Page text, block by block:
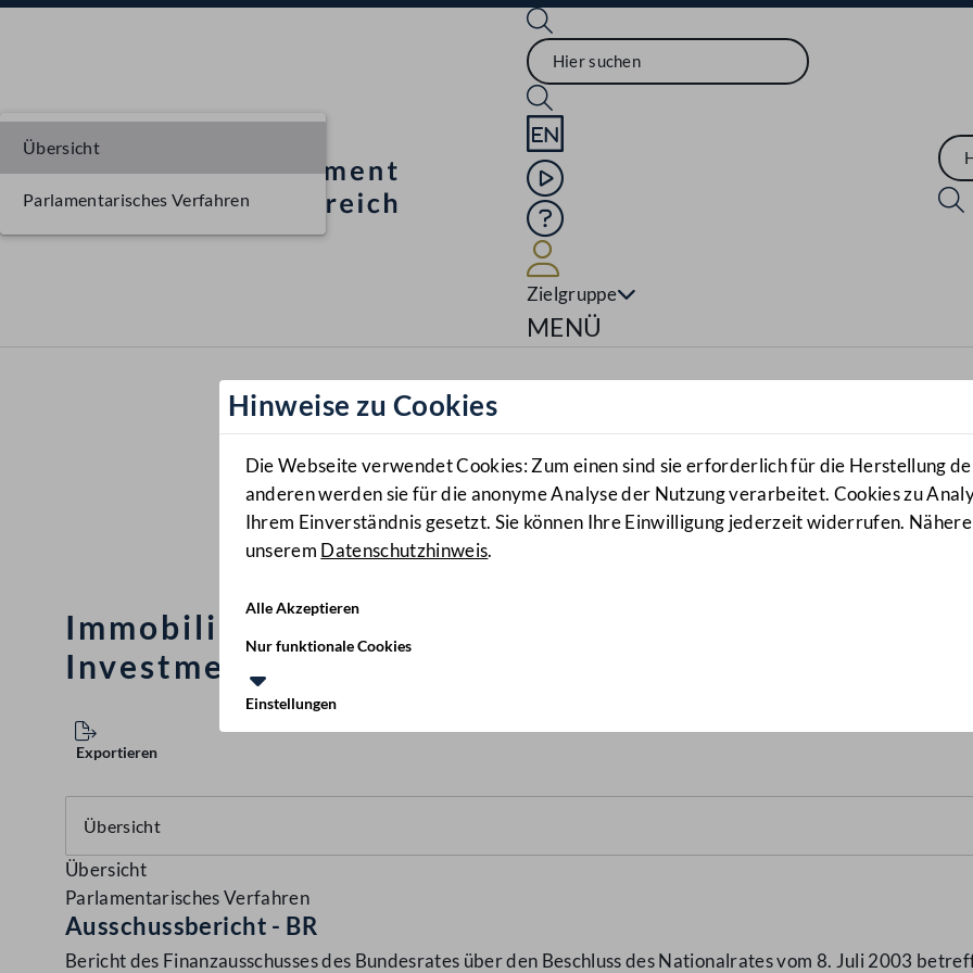
Sprache English
Mediathek
Hilfe
Zielgruppe
Navigationsmenü öffnen
MENÜ
Hinweise zu Cookies
Die Webseite verwendet Cookies: Zum einen sind sie erforderlich für die Herstellung
anderen werden sie für die anonyme Analyse der Nutzung verarbeitet. Cookies zu
Ihrem Einverständnis gesetzt. Sie können Ihre Einwilligung jederzeit widerrufen.
unserem Datenschutzhinweis.
Alle Akzeptieren
Nur funktionale Cookies
Einstellungen
Immobilien-Investmentfondsgesetz;
Investmentfondsgesetz 1993 u.a., Änderung
Exportieren
Übersicht
Parlamentarisches Verfahren
Übersicht
Parlamentarisches Verfahren
Ausschussbericht - BR
Bericht des Finanzausschusses des Bundesrates über den Beschluss des Nationalrates vom 8. Juli 2003